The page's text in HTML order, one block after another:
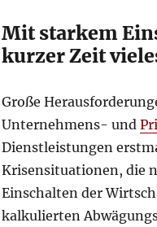
Mit starkem
kurzer Zeit
Große
Unternehmens- und
Dienstleistungen
Krisensituationen, die
Einschalten der
kalkulierten